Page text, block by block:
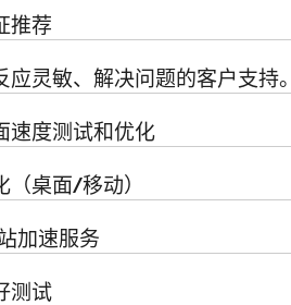
推荐
应灵敏、解决问题的客户支持。
速度测试和优化
（桌面/移动）
加速服务
测试